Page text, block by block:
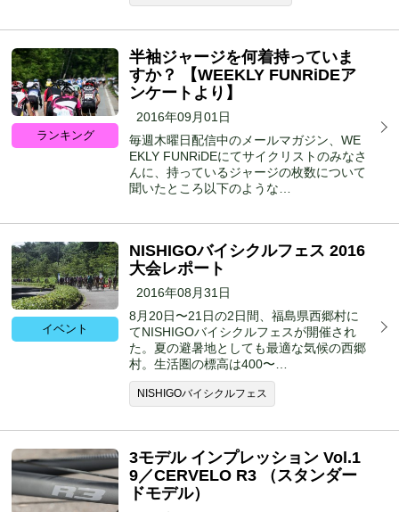
ランキング
半袖ジャージを何着持っていま
すか？ 【WEEKLY FUNRiDEア
ンケートより】
2016年09月01日
毎週木曜日配信中のメールマガジン、WE
EKLY FUNRiDEにてサイクリストのみなさ
んに、持っているジャージの枚数について
聞いたところ以下のような…
イベント
NISHIGOバイシクルフェス 2016
大会レポート
2016年08月31日
8月20日〜21日の2日間、福島県西郷村に
てNISHIGOバイシクルフェスが開催され
た。夏の避暑地としても最適な気候の西郷
村。生活圏の標高は400〜…
NISHIGOバイシクルフェス
3モデル インプレッション Vol.1
9／CERVELO R3 （スタンダー
ドモデル）